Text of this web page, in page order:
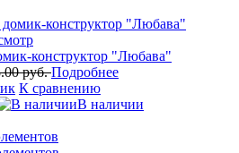
конструктор "Любава"
руб.Подробнее
К сравнению
В наличии